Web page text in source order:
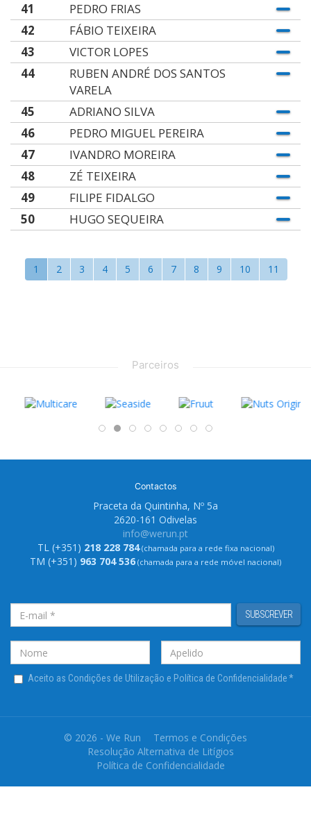
41
PEDRO FRIAS
42
FÁBIO TEIXEIRA
43
VICTOR LOPES
44
RUBEN ANDRÉ DOS SANTOS
VARELA
45
ADRIANO SILVA
46
PEDRO MIGUEL PEREIRA
47
IVANDRO MOREIRA
48
ZÉ TEIXEIRA
49
FILIPE FIDALGO
50
HUGO SEQUEIRA
1 2 3 4 5 6 7 8 9 10 11
Parceiros
Contactos
Praceta da Quintinha, Nº 5a
2620-161 Odivelas
info@werun.pt
TL (+351) 218 228 784(chamada para a rede fixa nacional)
TM (+351) 963 704 536 (chamada para a rede móvel nacional)
SUBSCREVER
Aceito as Condições de Utilização e Política de Confidencialidade*
© 2026 - We Run
Termos e Condições
Resolução Alternativa de Litígios
Política de Confidencialidade